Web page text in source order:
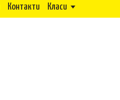
Контакти Класи